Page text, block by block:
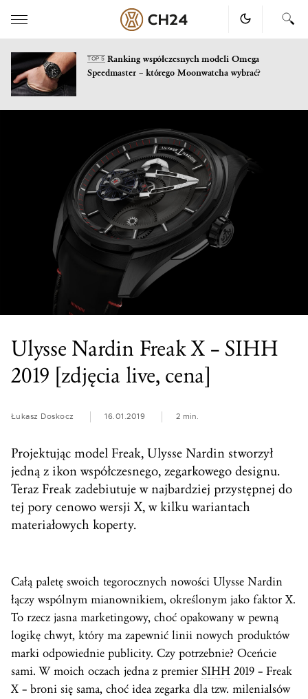
TOP 5Ranking współczesnych modeli Omega
Speedmaster – którego Moonwatcha wybrać?
Ulysse Nardin Freak X – SIHH
2019 [zdjęcia live, cena]
Łukasz Doskocz 16.01.2019 2 min.
Projektując model Freak, Ulysse Nardin stworzył
jedną z ikon współczesnego, zegarkowego designu.
Teraz Freak zadebiutuje w najbardziej przystępnej do
tej pory cenowo wersji X, w kilku wariantach
materiałowych koperty.
Całą paletę swoich tegorocznych nowości Ulysse Nardin
łączy wspólnym mianownikiem, określonym jako faktor X.
To rzecz jasna marketingowy, choć opakowany w pewną
logikę chwyt, który ma zapewnić linii nowych produktów
marki odpowiednie publicity. Czy potrzebnie? Oceńcie
sami. W moich oczach jedna z premier SIHH 2019 – Freak
X – broni się sama, choć idea zegarka dla tzw. milenialsów